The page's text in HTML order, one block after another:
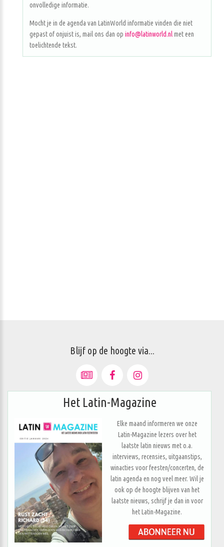
onvolledige informatie.
Mocht je in de agenda van LatinWorld informatie vinden die niet
gepast of onjuist is, mail ons dan op info@latinworld.nlmet een
toelichtende tekst.
Blijf op de hoogte via...
Het Latin-Magazine
Elke maand informeren we onze
Latin-Magazine lezers over het
laatste latin nieuws met o.a.
interviews, recensies, uitgaanstips,
winacties voor feesten/concerten, de
latin agenda en nog veel meer. Wil je
ook op de hoogte blijven van het
laatste nieuws, schrijf je dan in voor
het Latin-Magazine.